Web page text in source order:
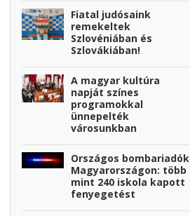
Fiatal judósaink
remekeltek
Szlovéniában és
Szlovákiában!
A magyar kultúra
napját színes
programokkal
ünnepelték
városunkban
Országos bombariadók
Magyarországon: több
mint 240 iskola kapott
fenyegetést